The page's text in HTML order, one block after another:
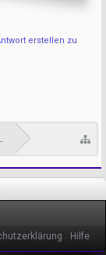
erstellen zu
Hilfe